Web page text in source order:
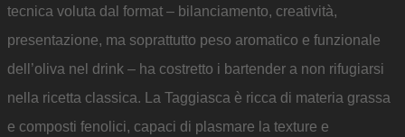
tecnica voluta dal format – bilanciamento, creatività,
presentazione, ma soprattutto peso aromatico e funzionale
dell’oliva nel drink – ha costretto i bartender a non rifugiarsi
nella ricetta classica. La Taggiasca è ricca di materia grassa
e composti fenolici, capaci di plasmare la texture e